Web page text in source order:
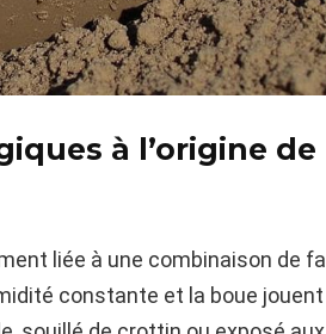
à l’origine de
liée à une combinaison de
constante et la boue